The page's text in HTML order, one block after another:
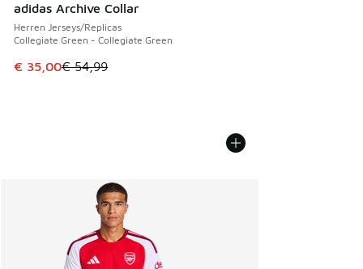
adidas Archive Collar
Herren Jerseys/Replicas
Collegiate Green - Collegiate Green
Dieser Artikel ist im Sale. Der Preis ist von € 54,99 auf €
€ 35,00€ 54,99